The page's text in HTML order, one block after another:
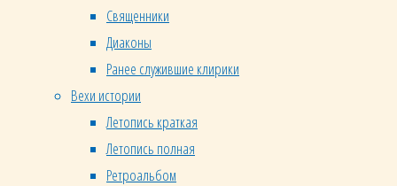
Священники
Диаконы
Ранее служившие клирики
Вехи истории
Летопись краткая
Летопись полная
Ретроальбом
чинопоследовании
Таинства:
«Все
мы,
крестившиеся
во
Христа